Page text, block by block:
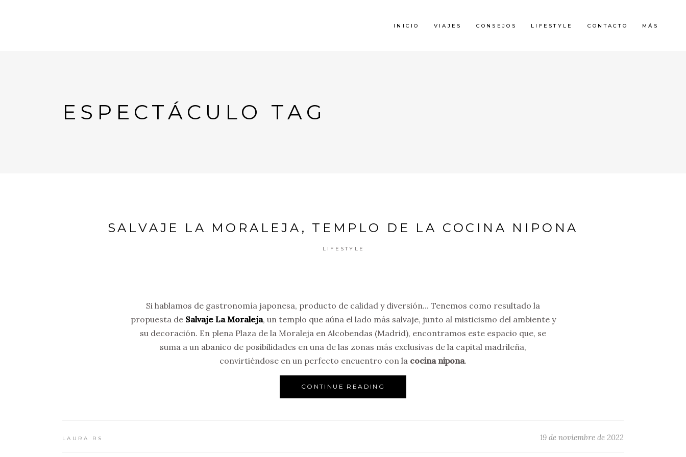
INICIO VIAJES CONSEJOS LIFESTYLE CONTACTO MÁS
ESPECTÁCULO TAG
SALVAJE LA MORALEJA, TEMPLO DE LA COCINA NIPONA
LIFESTYLE
Si hablamos de gastronomía japonesa, producto de calidad y diversión... Tenemos como resultado la
propuesta de Salvaje La Moraleja, un templo que aúna el lado más salvaje, junto al misticismo del ambiente y
su decoración. En plena Plaza de la Moraleja en Alcobendas (Madrid), encontramos este espacio que, se
suma a un abanico de posibilidades en una de las zonas más exclusivas de la capital madrileña,
convirtiéndose en un perfecto encuentro con la cocina nipona.
CONTINUE READING
LAURA RS 19 de noviembre de 2022